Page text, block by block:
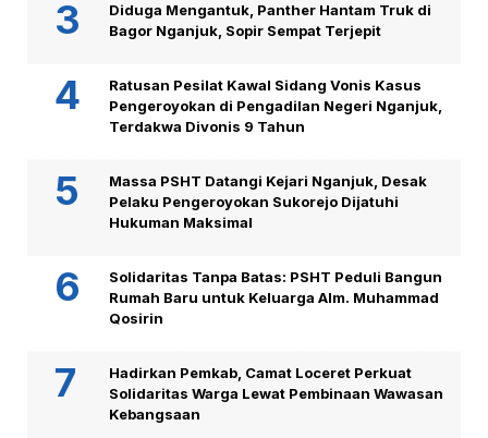
Diduga Mengantuk, Panther Hantam Truk di
Bagor Nganjuk, Sopir Sempat Terjepit
Ratusan Pesilat Kawal Sidang Vonis Kasus
Pengeroyokan di Pengadilan Negeri Nganjuk,
Terdakwa Divonis 9 Tahun
Massa PSHT Datangi Kejari Nganjuk, Desak
Pelaku Pengeroyokan Sukorejo Dijatuhi
Hukuman Maksimal
Solidaritas Tanpa Batas: PSHT Peduli Bangun
Rumah Baru untuk Keluarga Alm. Muhammad
Qosirin
Hadirkan Pemkab, Camat Loceret Perkuat
Solidaritas Warga Lewat Pembinaan Wawasan
Kebangsaan